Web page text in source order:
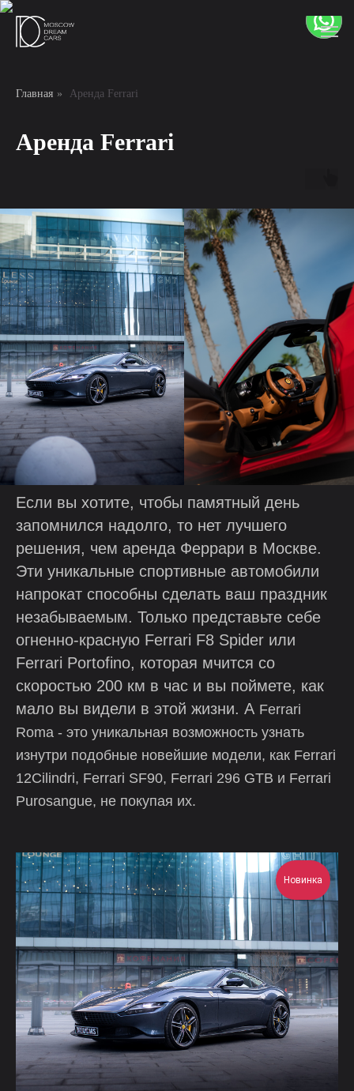
Главная » Аренда Ferrari
Аренда Ferrari
Если вы хотите, чтобы памятный день
запомнился надолго, то нет лучшего
решения, чем аренда Феррари в Москве.
Эти уникальные спортивные автомобили
напрокат способны сделать ваш праздник
незабываемым. Только представьте себе
огненно-красную Ferrari F8 Spider или
Ferrari Portofino, которая мчится со
скоростью 200 км в час и вы поймете, как
мало вы видели в этой жизни. А Ferrari
Roma - это уникальная возможность узнать
изнутри подобные новейшие модели, как Ferrari
12Cilindri, Ferrari SF90, Ferrari 296 GTB и Ferrari
Purosangue, не покупая их.
Новинка